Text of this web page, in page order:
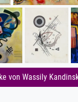
von Wassily